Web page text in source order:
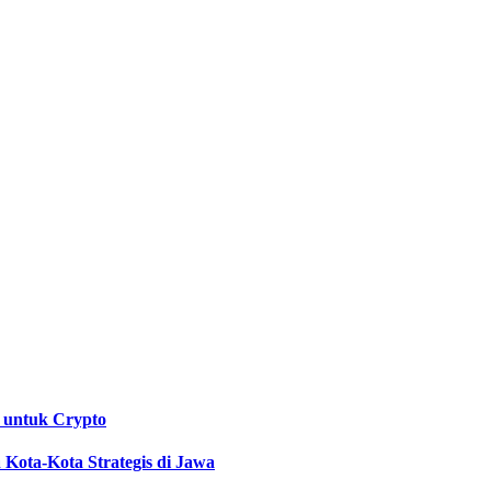
untuk Crypto
Kota Strategis di Jawa